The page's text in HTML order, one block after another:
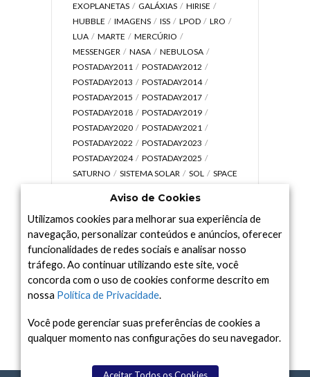
EXOPLANETAS
GALÁXIAS
HIRISE
HUBBLE
IMAGENS ISS LPOD
LRO
LUA
MARTE
MERCÚRIO
MESSENGER
NASA
NEBULOSA
POSTADAY2011
POSTADAY2012
POSTADAY2013
POSTADAY2014
POSTADAY2015
POSTADAY2017
POSTADAY2018
POSTADAY2019
POSTADAY2020
POSTADAY2021
POSTADAY2022
POSTADAY2023
POSTADAY2024
POSTADAY2025
SATURNO
SISTEMA SOLAR SOL
SPACE
UNIVERSO
VÍDEO
Arquivo
Arquivo
Aviso de Cookies
Utilizamos cookies para melhorar sua experiência de
navegação, personalizar conteúdos e anúncios, oferecer
funcionalidades de redes sociais e analisar nosso
tráfego. Ao continuar utilizando este site, você
concorda com o uso de cookies conforme descrito em
nossa Política de Privacidade.
Você pode gerenciar suas preferências de cookies a
qualquer momento nas configurações do seu navegador.